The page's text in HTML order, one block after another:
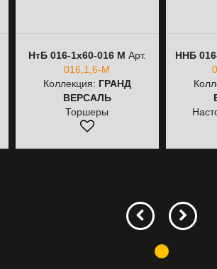
НтБ 016-1х60-016 M Арт.
016,1,6-M
Коллекция: ГРАНД
ВЕРСАЛЬ
Торшеры
ННБ